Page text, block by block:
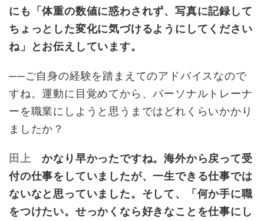
にも「体重の数値に惑わされず、写真に記録して
ちょっとした変化に気づけるようにしてください
ね」とお伝えしています。
──ご自身の経験を踏まえてのアドバイスなので
すね。運動に目覚めてから、パーソナルトレーナ
ーを職業にしようと思うまではどれくらいかかり
ましたか？
田上
かなり早かったですね。海外から戻って受
付の仕事をしていましたが、一生できる仕事では
ないなと思っていました。そして、「何か手に職
をつけたい。せっかくなら好きなことを仕事にし